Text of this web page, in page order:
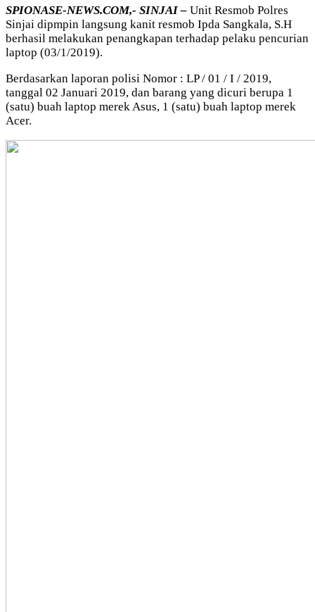
SPIONASE-NEWS.COM,- SINJAI – Unit Resmob Polres
Sinjai dipmpin langsung kanit resmob Ipda Sangkala, S.H
berhasil melakukan penangkapan terhadap pelaku pencurian
laptop (03/1/2019).
Berdasarkan laporan polisi Nomor : LP / 01 / I / 2019,
tanggal 02 Januari 2019, dan barang yang dicuri berupa 1
(satu) buah laptop merek Asus, 1 (satu) buah laptop merek
Acer.